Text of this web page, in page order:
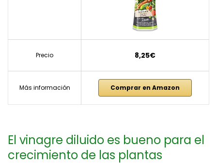
Precio 8,25€
Más información Comprar en Amazon
El vinagre diluido es bueno para el
crecimiento de las plantas